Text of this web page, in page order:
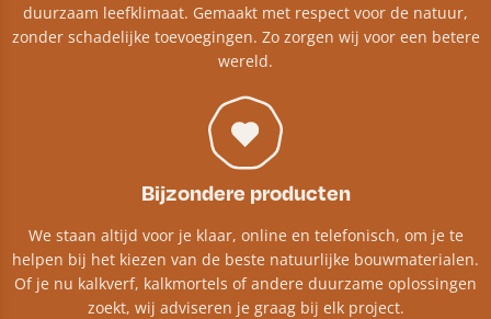
duurzaam leefklimaat. Gemaakt met respect voor de natuur,
zonder schadelijke toevoegingen. Zo zorgen wij voor een betere
wereld.
Bijzondere producten
We staan altijd voor je klaar, online en telefonisch, om je te
helpen bij het kiezen van de beste natuurlijke bouwmaterialen.
Of je nu kalkverf, kalkmortels of andere duurzame oplossingen
zoekt, wij adviseren je graag bij elk project.​